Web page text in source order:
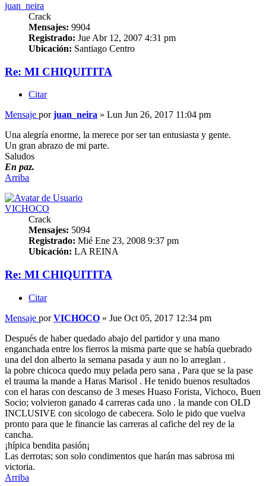
juan_neira
Crack
Mensajes: 9904
Registrado: Jue Abr 12, 2007 4:31 pm
Ubicación: Santiago Centro
Re: MI CHIQUITITA
Citar
Mensaje porjuan_neira » Lun Jun 26, 2017 11:04 pm
Una alegría enorme, la merece por ser tan entusiasta y gente.
Un gran abrazo de mi parte.
Saludos
En paz.
Arriba
VICHOCO
Crack
Mensajes: 5094
Registrado: Mié Ene 23, 2008 9:37 pm
Ubicación: LA REINA
Re: MI CHIQUITITA
Citar
Mensaje porVICHOCO » Jue Oct 05, 2017 12:34 pm
Después de haber quedado abajo del partidor y una mano
enganchada entre los fierros la misma parte que se había quebrado
una del don alberto la semana pasada y aun no lo arreglan .
la pobre chicoca quedo muy pelada pero sana , Para que se la pase
el trauma la mande a Haras Marisol . He tenido buenos resultados
con el haras con descanso de 3 meses Huaso Forista, Vichoco, Buen
Socio; volvieron ganado 4 carreras cada uno . la mande con OLD
INCLUSIVE con sicologo de cabecera. Solo le pido que vuelva
pronto para que le financie las carreras al cafiche del rey de la
cancha.
¡hípica bendita pasión¡
Las derrotas; son solo condimentos que harán mas sabrosa mi
victoria.
Arriba